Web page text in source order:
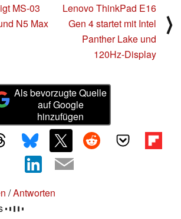
MS-03
N5 Max
Lenovo ThinkPad E16
Gen 4 startet mit Intel
Panther Lake und
120Hz-Display
⟩
Als bevorzugte Quelle
auf Google
hinzufügen
/Antworten